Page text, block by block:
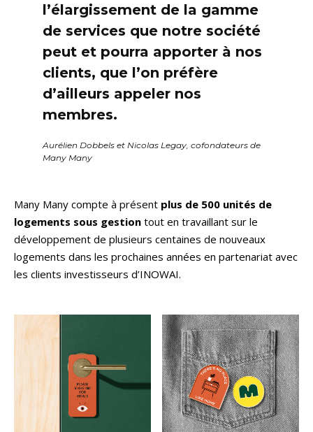
l’élargissement de la gamme
de services que notre société
peut et pourra apporter à nos
clients, que l’on préfère
d’ailleurs appeler nos
membres.
Aurélien Dobbels et Nicolas Legay, cofondateurs de
Many Many
Many Many compte à présent plus de 500 unités de
logements sous gestion tout en travaillant sur le
développement de plusieurs centaines de nouveaux
logements dans les prochaines années en partenariat avec
les clients investisseurs d’INOWAI.